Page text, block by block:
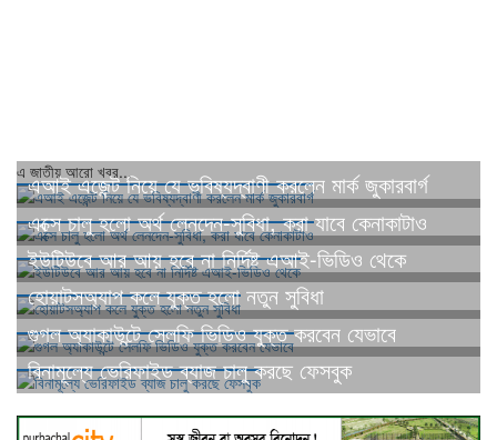
এ জাতীয় আরো খবর...
এআই এজেন্ট নিয়ে যে ভবিষ্যদ্বাণী করলেন মার্ক জুকারবার্গ
এক্সে চালু হলো অর্থ লেনদেন-সুবিধা, করা যাবে কেনাকাটাও
ইউটিউবে আর আয় হবে না নির্দিষ্ট এআই-ভিডিও থেকে
হোয়াটসঅ্যাপ কলে যুক্ত হলো নতুন সুবিধা
গুগল অ্যাকাউন্টে সেলফি ভিডিও যুক্ত করবেন যেভাবে
বিনামূল্যে ভেরিফাইড ব্যাজ চালু করছে ফেসবুক